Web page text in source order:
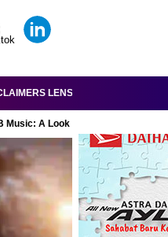
LENSA-RAKYAT.COM
Music: A Look at Super Bowl